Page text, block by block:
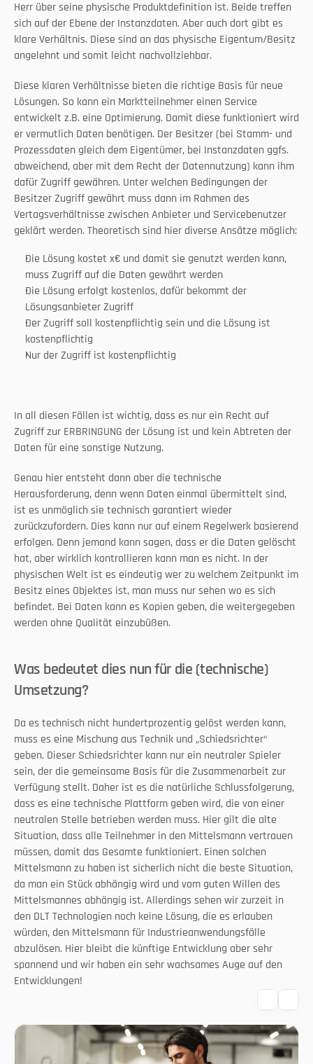
Herr über seine physische Produktdefinition ist. Beide treffen
sich auf der Ebene der Instanzdaten. Aber auch dort gibt es
klare Verhältnis. Diese sind an das physische Eigentum/Besitz
angelehnt und somit leicht nachvollziehbar.
Diese klaren Verhältnisse bieten die richtige Basis für neue
Lösungen. So kann ein Marktteilnehmer einen Service
entwickelt z.B. eine Optimierung. Damit diese funktioniert wird
er vermutlich Daten benötigen. Der Besitzer (bei Stamm- und
Prozessdaten gleich dem Eigentümer, bei Instanzdaten ggfs.
abweichend, aber mit dem Recht der Datennutzung) kann ihm
dafür Zugriff gewähren. Unter welchen Bedingungen der
Besitzer Zugriff gewährt muss dann im Rahmen des
Vertagsverhältnisse zwischen Anbieter und Servicebenutzer
geklärt werden. Theoretisch sind hier diverse Ansätze möglich:
Die Lösung kostet x€ und damit sie genutzt werden kann,
muss Zugriff auf die Daten gewährt werden
Die Lösung erfolgt kostenlos, dafür bekommt der
Lösungsanbieter Zugriff
Der Zugriff soll kostenpflichtig sein und die Lösung ist
kostenpflichtig
Nur der Zugriff ist kostenpflichtig
In all diesen Fällen ist wichtig, dass es nur ein Recht auf
Zugriff zur ERBRINGUNG der Lösung ist und kein Abtreten der
Daten für eine sonstige Nutzung.
Genau hier entsteht dann aber die technische
Herausforderung, denn wenn Daten einmal übermittelt sind,
ist es unmöglich sie technisch garantiert wieder
zurückzufordern. Dies kann nur auf einem Regelwerk basierend
erfolgen. Denn jemand kann sagen, dass er die Daten gelöscht
hat, aber wirklich kontrollieren kann man es nicht. In der
physischen Welt ist es eindeutig wer zu welchem Zeitpunkt im
Besitz eines Objektes ist, man muss nur sehen wo es sich
befindet. Bei Daten kann es Kopien geben, die weitergegeben
werden ohne Qualität einzubüßen.
Was bedeutet dies nun für die (technische)
Umsetzung?
Da es technisch nicht hundertprozentig gelöst werden kann,
muss es eine Mischung aus Technik und „Schiedsrichter“
geben. Dieser Schiedsrichter kann nur ein neutraler Spieler
sein, der die gemeinsame Basis für die Zusammenarbeit zur
Verfügung stellt. Daher ist es die natürliche Schlussfolgerung,
dass es eine technische Plattform geben wird, die von einer
neutralen Stelle betrieben werden muss. Hier gilt die alte
Situation, dass alle Teilnehmer in den Mittelsmann vertrauen
müssen, damit das Gesamte funktioniert. Einen solchen
Mittelsmann zu haben ist sicherlich nicht die beste Situation,
da man ein Stück abhängig wird und vom guten Willen des
Mittelsmannes abhängig ist. Allerdings sehen wir zurzeit in
den DLT Technologien noch keine Lösung, die es erlauben
würden, den Mittelsmann für Industrieanwendungsfälle
abzulösen. Hier bleibt die künftige Entwicklung aber sehr
spannend und wir haben ein sehr wachsames Auge auf den
Entwicklungen!